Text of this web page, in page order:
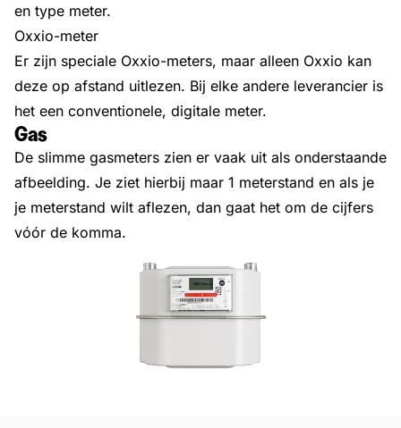
en type meter.
Oxxio-meter
Er zijn speciale Oxxio-meters, maar alleen Oxxio kan
deze op afstand uitlezen. Bij elke andere leverancier is
het een conventionele, digitale meter.
Gas
De slimme gasmeters zien er vaak uit als onderstaande
afbeelding. Je ziet hierbij maar 1 meterstand en als je
je meterstand wilt aflezen, dan gaat het om de cijfers
vóór de komma.